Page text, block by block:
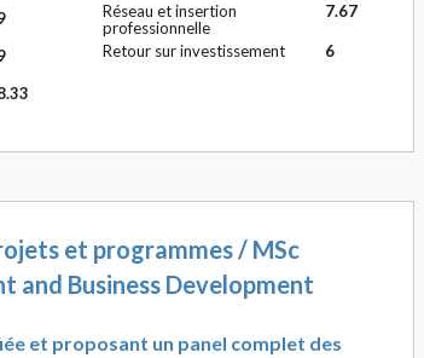
Réseau et insertion
professionnelle
7.67
Retour sur investissement 6
et programmes / MSc
and Business Development
et proposant un panel complet des